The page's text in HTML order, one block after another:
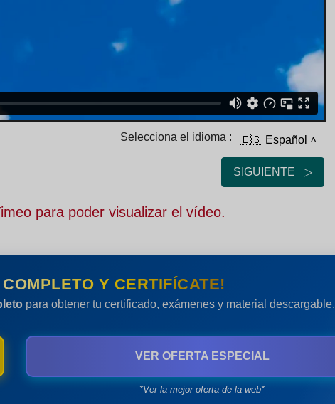
Selecciona el idioma : 🇪🇸 Español ˄
SIGUIENTE ▷
para poder visualizar el vídeo.
Y CERTIFÍCATE!
para obtener tu certificado, exámenes y material descargable.
VER OFERTA ESPECIAL
*Ver la mejor oferta de la web*